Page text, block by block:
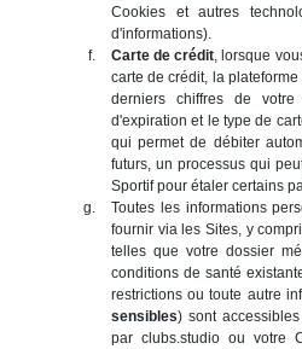
Cookies et autres
d'informations).
Carte de crédit, lorsque
carte de crédit, la
derniers chiffres de
d'expiration et le type de
qui permet de débiter
futurs, un processus qui
Sportif pour étaler certains
Toutes les informations
fournir via les Sites, y
telles que votre dossier
conditions de santé
restrictions ou toute autre
sensibles) sont
par clubs.studio ou votre